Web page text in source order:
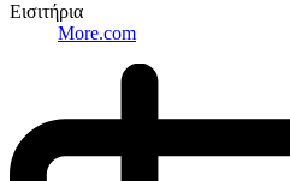
Εισιτήρια
More.com